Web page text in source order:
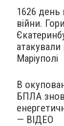
1626 день
війни.
атакували
Маріуполі
В
БПЛА
— ВІДЕО